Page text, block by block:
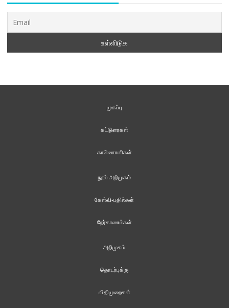
முகப்பு
கட்டுரைகள்
காணொளிகள்
நூல் அறிமுகம்
கேள்வி-பதில்கள்
நேர்காணல்கள்
அறிமுகம்
தொடர்புக்கு
விதிமுறைகள்